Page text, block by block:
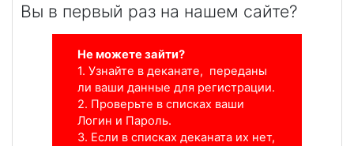
Вы в первый раз на нашем сайте?
Не можете зайти?
1. Узнайте в деканате, переданы
ли ваши данные для регистрации.
2. Проверьте в списках ваши
Логин и Пароль.
3. Если в списках деканата их нет,